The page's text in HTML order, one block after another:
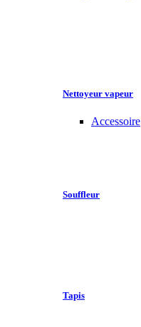
Nettoyeur vapeur
Accessoire
Souffleur
Tapis